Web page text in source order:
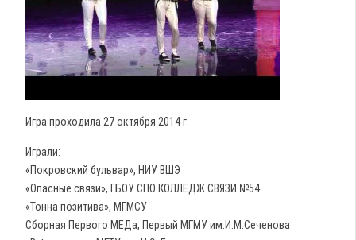
Игра проходила 27 октября 2014 г.
Играли:
«Покровский бульвар», НИУ ВШЭ
«Опасные связи», ГБОУ СПО КОЛЛЕДЖ СВЯЗИ №54
«Тонна позитива», МГМСУ
Сборная Первого МЕДа, Первый МГМУ им.И.М.Сеченова